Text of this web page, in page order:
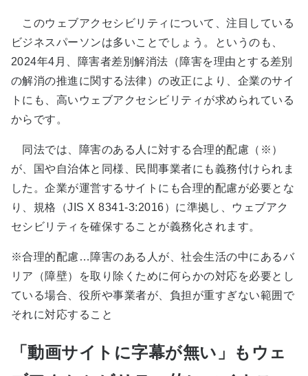
このウェブアクセシビリティについて、注目している
ビジネスパーソンは多いことでしょう。というのも、
2024年4月、障害者差別解消法（障害を理由とする差別
の解消の推進に関する法律）の改正により、企業のサイ
トにも、高いウェブアクセシビリティが求められている
からです。
同法では、障害のある人に対する合理的配慮 （※）
が、国や自治体と同様、民間事業者にも義務付けられま
した。企業が運営するサイトにも合理的配慮が必要とな
り、規格（JIS X 8341-3:2016）に準拠し、ウェブアク
セシビリティを確保することが義務化されます。
※合理的配慮…障害のある人が、社会生活の中にあるバ
リア（障壁）を取り除くために何らかの対応を必要とし
ている場合、役所や事業者が、負担が重すぎない範囲で
それに対応すること
「動画サイトに字幕が無い」もウェ